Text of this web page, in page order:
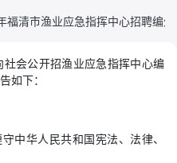
福清市渔业应急指挥中心招聘编
会公开招渔业应急指挥中心编
如下：
中华人民共和国宪法、法律、